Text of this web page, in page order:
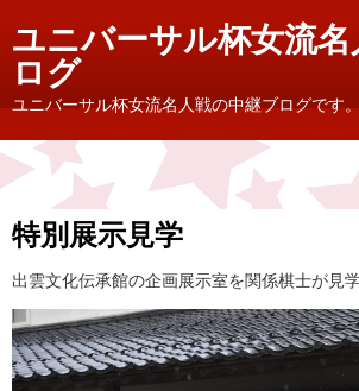
ユニバーサル杯女流
ログ
ユニバーサル杯女流名人戦の中継ブログです
特別展示見学
出雲文化伝承館の企画展示室を関係棋士が見学